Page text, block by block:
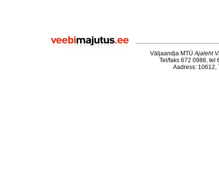
Väljaandja MTÜAjaleht
Tel/faks 672 0986, tel
Aadress: 10612,